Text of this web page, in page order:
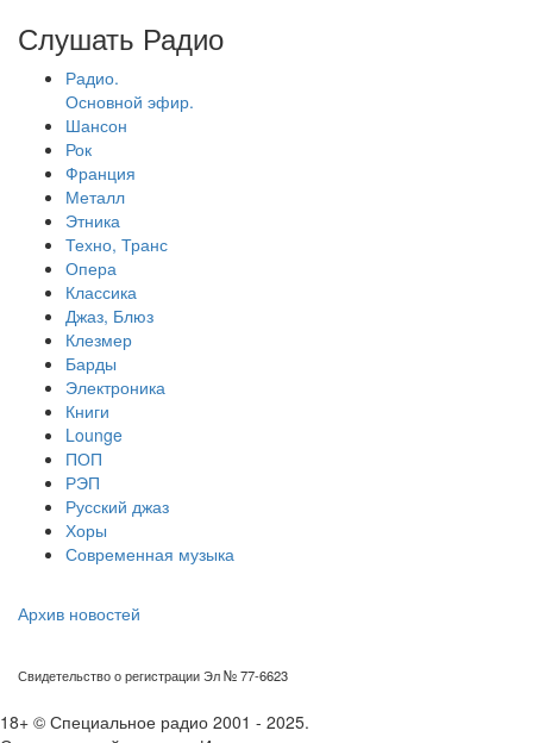
Слушать Радио
Радио.
Основной эфир.
Шансон
Рок
Франция
Металл
Этника
Техно, Транс
Опера
Классика
Джаз, Блюз
Клезмер
Барды
Электроника
Книги
Lounge
ПОП
РЭП
Русский джаз
Хоры
Современная музыка
Архив новостей
Свидетельство о регистрации Эл № 77-6623
18+ © Специальное радио 2001 - 2025.